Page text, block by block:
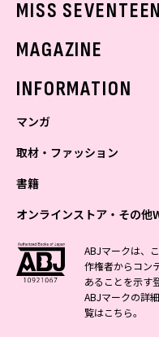
MISS SEVENTEEN
MAGAZINE
INFORMATION
マンガ
少年マンガ
Vジャンプ
最強ジャンプ
少年ジャンプ+
ジャンプTOON
青年マンガ
ZEBRACK
S-MANGA
集英社ジャンプリミック
少女マンガ
ZEBRACK
S-MANGA
集英社コミック文庫
女性マンガ
ジャンプTOON
取材・ファッション
ファッション・美容
BAILA
MAQUIA
芸能・情報・スポーツ
週プレNEWS
週プレ グラジャパ!
書籍
文芸・文庫・総合
小説すばる
集英社 文芸ステーション
web 集英社文庫
学芸・ノンフィクション
1日5分で、明日は変わる
集英社学芸部 - 学芸・ノ
集英社ビジネス書
ライトノベル・ノベライ
集英社オレンジ文庫
JUMP j-BOOKS
オンラインストア・その他
オンラインストア
OTO
SHUEISHA MANGA-ART
ジャンプキャラクターズス
その他WEBサービス
集英社アドナビ
集英社エディターズ・ラボ
ABJマークは、
作権者からコン
あることを示す
ABJマークの詳
覧はこちら。